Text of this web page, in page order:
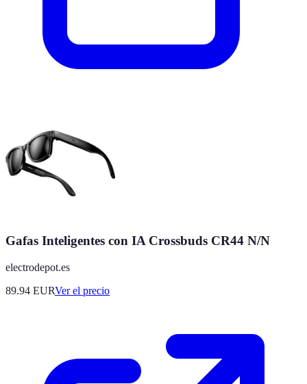
Gafas Inteligentes con IA Crossbuds CR44 N/N
electrodepot.es
89.94 EURVer el precio